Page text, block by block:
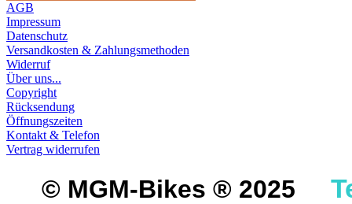
AGB
Impressum
Datenschutz
Versandkosten & Zahlungsmethoden
Widerruf
Über uns...
Copyright
Rücksendung
Öffnungszeiten
Kontakt & Telefon
Vertrag widerrufen
© MGM-Bikes ® 2025